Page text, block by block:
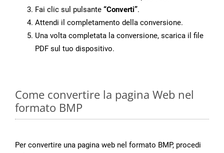
Fai clic sul pulsante “Converti”.
Attendi il completamento della conversione.
Una volta completata la conversione, scarica il file
PDF sul tuo dispositivo.
Come convertire la pagina Web nel
formato BMP
Per convertire una pagina web nel formato BMP, procedi